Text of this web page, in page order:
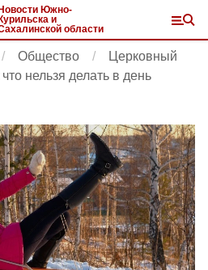
Новости Южно-
Курильска и
области
Общество
Церковный
нельзя делать в день